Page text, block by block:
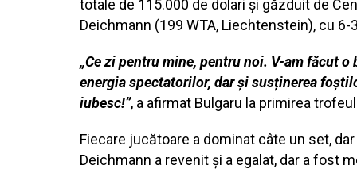
totale de 115.000 de dolari și găzduit de
Deichmann (199 WTA, Liechtenstein), cu 6-
„Ce zi pentru mine, pentru noi. V-am făcut
energia spectatorilor, dar și susținerea
iubesc!”, a afirmat Bulgaru la primirea
Fiecare jucătoare a dominat câte un set,
Deichmann a revenit și a egalat, dar a fost